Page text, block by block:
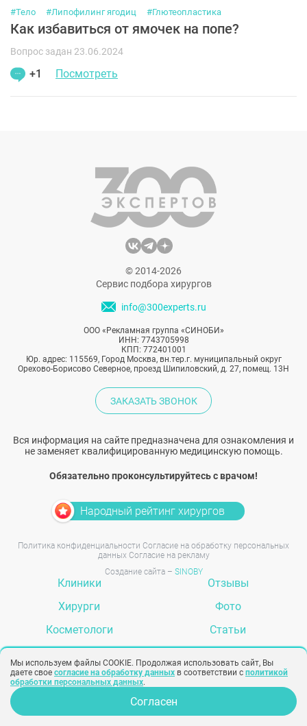
#Тело #Липофилинг ягодиц #Глютеопластика
Как избавиться от ямочек на попе?
Вопрос задан 23.06.2024
+1 Посмотреть
© 2014-2026
Сервис подбора хирургов
info@300experts.ru
ООО «Рекламная группа «СИНОБИ»
ИНН: 7743705998
КПП: 772401001
Юр. адрес: 115569, Город Москва, вн.тер.г. муниципальный округ
Орехово-Борисово Северное, проезд Шипиловский, д. 27, помещ. 13Н
ЗАКАЗАТЬ ЗВОНОК
Вся информация на сайте предназначена для ознакомления и
не заменяет квалифицированную медицинскую помощь.
Обязательно проконсультируйтесь с врачом!
Народный рейтинг хирургов
Политика конфиденциальности Согласие на обработку персональных
данных Согласие на рекламу
Создание сайта – SINOBY
Клиники
Хирурги
Косметологи
Отзывы
Фото
Статьи
Мы используем файлы COOKIE. Продолжая использовать сайт, Вы
даете свое согласие на обработку данных в соответствии с политикой
обработки персональных данных.
Согласен
Опрос для врачей